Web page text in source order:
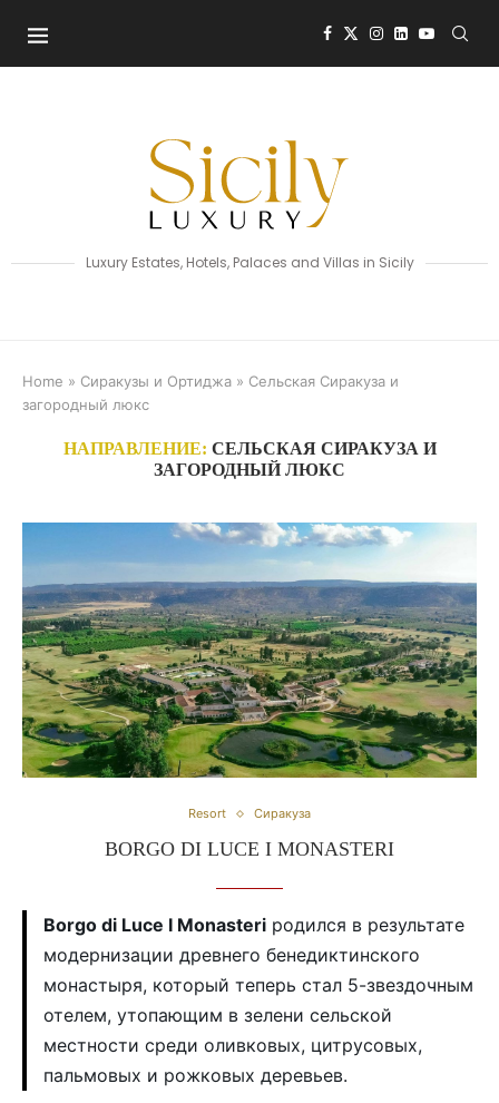
Luxury Estates, Hotels, Palaces and Villas in Sicily
Home » Сиракузы и Ортиджа » Сельская Сиракуза и
загородный люкс
НАПРАВЛЕНИЕ: СЕЛЬСКАЯ СИРАКУЗА И
ЗАГОРОДНЫЙ ЛЮКС
Resort Сиракуза
BORGO DI LUCE I MONASTERI
Borgo di Luce I Monasteri родился в результате
модернизации древнего бенедиктинского
монастыря, который теперь стал 5-звездочным
отелем, утопающим в зелени сельской
местности среди оливковых, цитрусовых,
пальмовых и рожковых деревьев.